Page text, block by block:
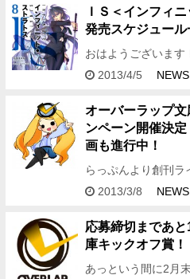
て色々仕込準備中
ＩＳ＜インフィ
発売スケジュー
おはようございます
フィニット・ストラ
ルは下記をご覧く
2013/4/5 NEWS
オーバーラップ
ンペーン開催決
画も進行中！
らっぷんより創刊
てもらったところで
て 3冊購入者キャン
2013/3/8 NEWS
応募締切まであ
庫キックオフ賞！
あっという間に2月